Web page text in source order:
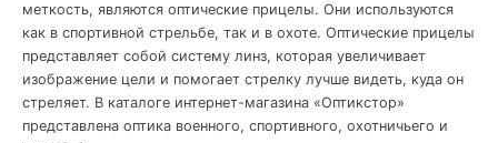
меткость, являются оптические прицелы. Они используются
как в спортивной стрельбе, так и в охоте. Оптические прицелы
представляет собой систему линз, которая увеличивает
изображение цели и помогает стрелку лучше видеть, куда он
стреляет. В каталоге интернет-магазина «Оптикстор»
представлена оптика военного, спортивного, охотничьего и